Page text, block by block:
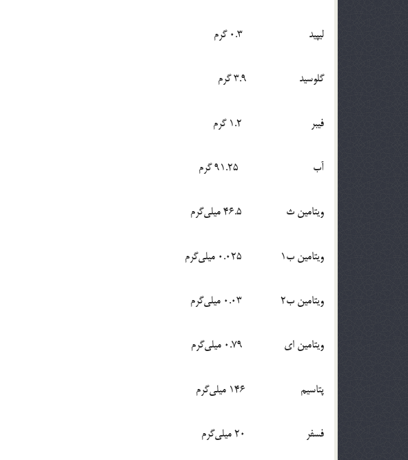
لیپید 0.3 گرم
گلوسید 3.9 گرم
فیبر 1.2 گرم
آب 91.25 گرم
ویتامین ث 46.5 میلی‌گرم
ویتامین ب١ 0.025 میلی‌گرم
ویتامین ب٢ 0.03 میلی‌گرم
ویتامین ای 0.79 میلی‌گرم
پتاسیم 146 میلی‌گرم
فسفر 20 میلی‌گرم